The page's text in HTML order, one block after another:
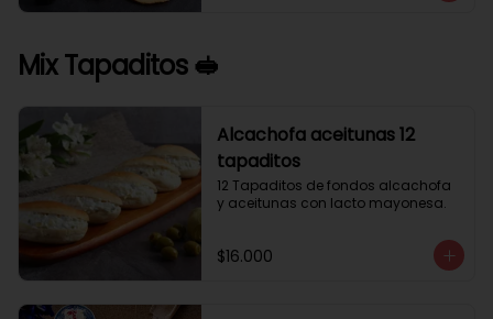
1 mini muffin.
Estos desayunos no los vendemos
por unidad, desde 10 cajas.
Mix Tapaditos 🥪
Alcachofa aceitunas 12
tapaditos
12 Tapaditos de fondos alcachofa
y aceitunas con lacto mayonesa.
$16.000